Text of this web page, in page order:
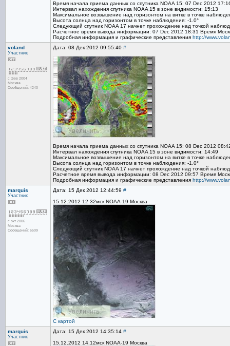
Время начала приема данных со спутника NOAA 15: 07 Dec 2012
Интервал нахождения спутника NOAA 15 в зоне видимости: 15:13
Максимальное возвышение над горизонтом на витке в точке
Высота солнца над горизонтом в точке наблюдения: -1.0°
Следующий спутник NOAA 17 начнет прохождение над точкой
Расчетное время вывода информации: 07 Dec 2012 18:31 Время
Подробная информация и графические представления http://
voland
Участник
с фев 2004
Москва
Сообщений: 4240
Дата: 08 Дек 2012 09:55:40 #
Время начала приема данных со спутника NOAA 15: 08 Dec 2012
Интервал нахождения спутника NOAA 15 в зоне видимости: 14:49
Максимальное возвышение над горизонтом на витке в точке
Высота солнца над горизонтом в точке наблюдения: -1.0°
Следующий спутник NOAA 17 начнет прохождение над точкой
Расчетное время вывода информации: 08 Dec 2012 09:57 Время
Подробная информация и графические представления http://
marquis
Участник
с окт 2006
Москва
Сообщений: 6509
Дата: 15 Дек 2012 12:44:59 #
15.12.2012 12.32мск NOAA-19 Москва
С картой
marquis
Участник
Дата: 15 Дек 2012 14:35:14 #
15.12.2012 14.12мск NOAA-19 Москва